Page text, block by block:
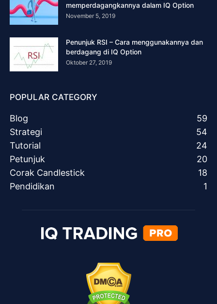
memperdagangkannya dalam IQ Option
November 5, 2019
Penunjuk RSI – Cara menggunakannya dan
berdagang di IQ Option
Oktober 27, 2019
POPULAR CATEGORY
Blog
59
Strategi
54
Tutorial
24
Petunjuk
20
Corak Candlestick
18
Pendidikan
1